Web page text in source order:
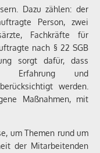
Dazu zählen: der
Person, zwei
Fachkräfte für
nach § 22 SGB
sorgt dafür, dass
Erfahrung und
werden.
Maßnahmen, mit
um Themen rund um
der Mitarbeitenden